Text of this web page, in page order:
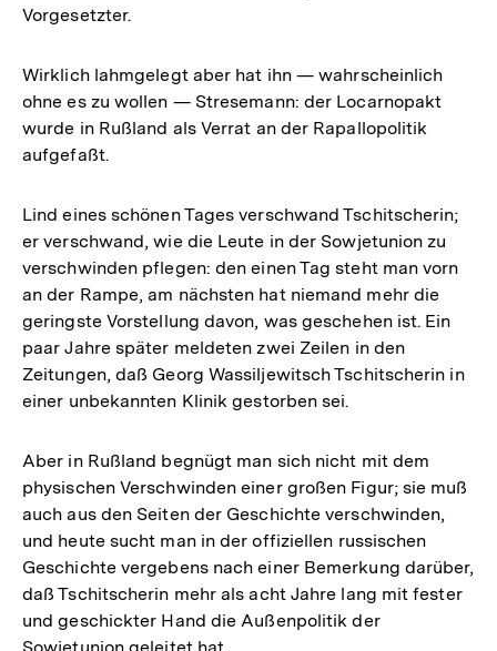
Vorgesetzter.
Wirklich lahmgelegt aber hat ihn — wahrscheinlich
ohne es zu wollen — Stresemann: der Locarnopakt
wurde in Rußland als Verrat an der Rapallopolitik
aufgefaßt.
Lind eines schönen Tages verschwand Tschitscherin;
er verschwand, wie die Leute in der Sowjetunion zu
verschwinden pflegen: den einen Tag steht man vorn
an der Rampe, am nächsten hat niemand mehr die
geringste Vorstellung davon, was geschehen ist. Ein
paar Jahre später meldeten zwei Zeilen in den
Zeitungen, daß Georg Wassiljewitsch Tschitscherin in
einer unbekannten Klinik gestorben sei.
Aber in Rußland begnügt man sich nicht mit dem
physischen Verschwinden einer großen Figur; sie muß
auch aus den Seiten der Geschichte verschwinden,
und heute sucht man in der offiziellen russischen
Geschichte vergebens nach einer Bemerkung darüber,
daß Tschitscherin mehr als acht Jahre lang mit fester
und geschickter Hand die Außenpolitik der
Sowjetunion geleitet hat.